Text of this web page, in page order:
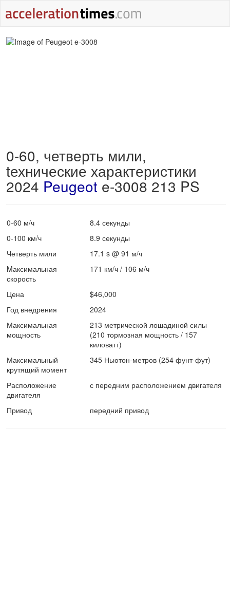
0-60, четверть мили,
tехнические характеристики
2024 Peugeot e-3008 213 PS
0-60 м/ч
8.4 секунды
0-100 км/ч
8.9 секунды
Четверть мили
17.1 s @ 91 м/ч
Mаксимальная
скорость
171 км/ч / 106 м/ч
Цена
$46,000
Год внедрения
2024
Максимальная
мощность
213 метрической лошадиной силы
(210 тормозная мощность / 157
киловатт)
Максимальный
крутящий момент
345 Ньютон-метров (254 фунт-фут)
Расположение
двигателя
с передним расположением двигателя
Привод передний привод